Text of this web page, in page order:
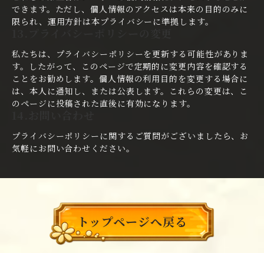
できます。ただし、個人情報のアクセスは本来の目的のみに
限られ、運用方針は本プライバシーに準拠します。
私たちは、プライバシーポリシーを更新する可能性がありま
す。したがって、このページで定期的に変更内容を確認する
ことをお勧めします。個人情報の利用目的を変更する場合に
は、本人に通知し、または公表します。これらの変更は、こ
のページに投稿された直後に有効になります。
プライバシーポリシーに関するご質問がございましたら、お
気軽にお問い合わせください。
トップページへ戻る